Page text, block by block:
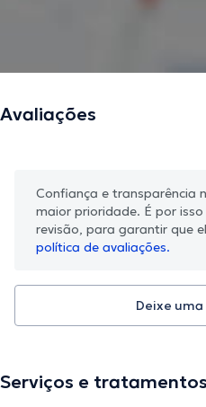
Avaliações
Confiança e transparência
maior prioridade. É por
revisão, para garantir que
política de avaliações.
Deixe
Serviços e tratamentos